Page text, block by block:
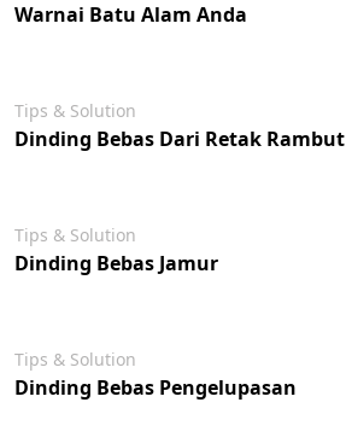
Warnai Batu Alam Anda
Tips & Solution
Dinding Bebas Dari Retak Rambut
Tips & Solution
Dinding Bebas Jamur
Tips & Solution
Dinding Bebas Pengelupasan